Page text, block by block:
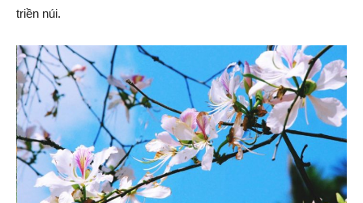
triền núi.